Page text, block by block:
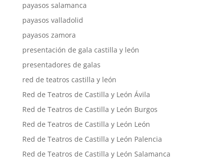
payasos salamanca
payasos valladolid
payasos zamora
presentación de gala castilla y león
presentadores de galas
red de teatros castilla y león
Red de Teatros de Castilla y León Ávila
Red de Teatros de Castilla y León Burgos
Red de Teatros de Castilla y León León
Red de Teatros de Castilla y León Palencia
Red de Teatros de Castilla y León Salamanca